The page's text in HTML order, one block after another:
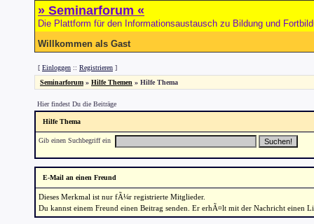
» Seminarforum «
Die Plattform für den Informationsaustausch zu Bildung und
Willkommen als Gast
[ Einloggen :: Registrieren ]
Seminarforum » Hilfe Themen » Hilfe Thema
Hier findest Du die Beiträge
Hilfe Thema
Gib einen Suchbegriff ein
E-Mail an einen Freund
Dieses Merkmal ist nur fÃ¼r registrierte Mitglieder.
Du kannst einem Freund einen Beitrag senden. Er erhÃ¤lt mit der Nachricht einen